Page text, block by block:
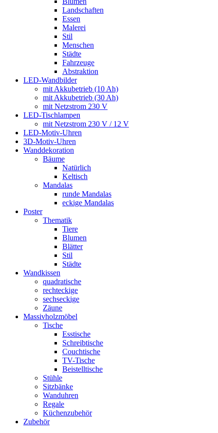
Landschaften
Essen
Malerei
Stil
Menschen
Städte
Fahrzeuge
Abstraktion
LED-Wandbilder
mit Akkubetrieb (10 Ah)
mit Akkubetrieb (30 Ah)
mit Netzstrom 230 V
LED-Tischlampen
mit Netzstrom 230 V / 12 V
LED-Motiv-Uhren
3D-Motiv-Uhren
Wanddekoration
Bäume
Natürlich
Keltisch
Mandalas
runde Mandalas
eckige Mandalas
Poster
Thematik
Tiere
Blumen
Blätter
Stil
Städte
Wandkissen
quadratische
rechteckige
sechseckige
Zäune
Massivholzmöbel
Tische
Esstische
Schreibtische
Couchtische
TV-Tische
Beistelltische
Stühle
Sitzbänke
Wanduhren
Regale
Küchenzubehör
Zubehör